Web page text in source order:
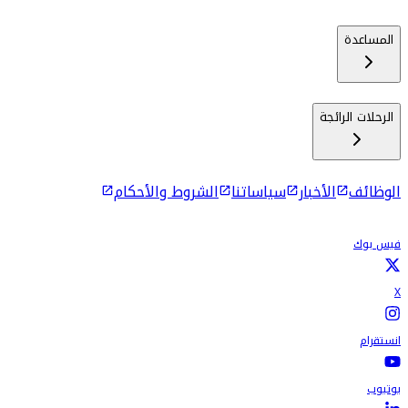
المساعدة
الرحلات الرائجة
الوظائف الأخبار سياساتنا الشروط والأحكام
فيس بوك
X
انستقرام
يوتيوب